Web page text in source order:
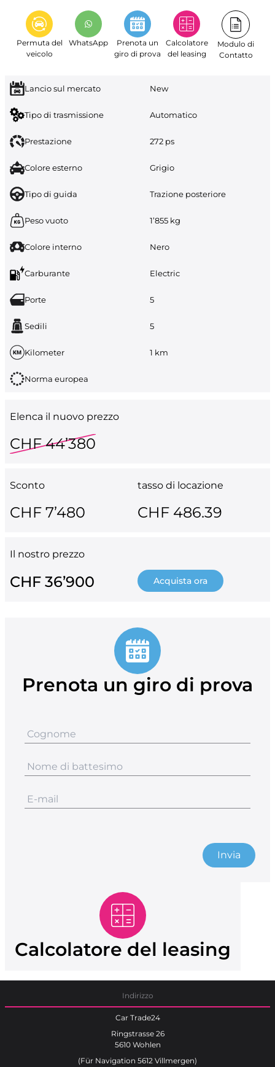
Permuta del
veicolo
WhatsApp
Prenota un
giro di prova
Calcolatore
del leasing
Modulo di
Contatto
Lancio sul mercato New
Tipo di trasmissione Automatico
Prestazione 272 ps
Colore esterno Grigio
Tipo di guida Trazione posteriore
Peso vuoto 1’855 kg
Colore interno Nero
Carburante Electric
Porte 5
Sedili 5
Kilometer 1 km
Norma europea
Elenca il nuovo prezzo
CHF 44’380
Sconto
CHF 7’480
tasso di locazione
CHF 486.39
Il nostro prezzo
CHF 36’900 Acquista ora
Prenota un giro di prova
Invia
Calcolatore del leasing
Indirizzo
Car Trade24
Ringstrasse 26
5610 Wohlen
(Für Navigation 5612 Villmergen)